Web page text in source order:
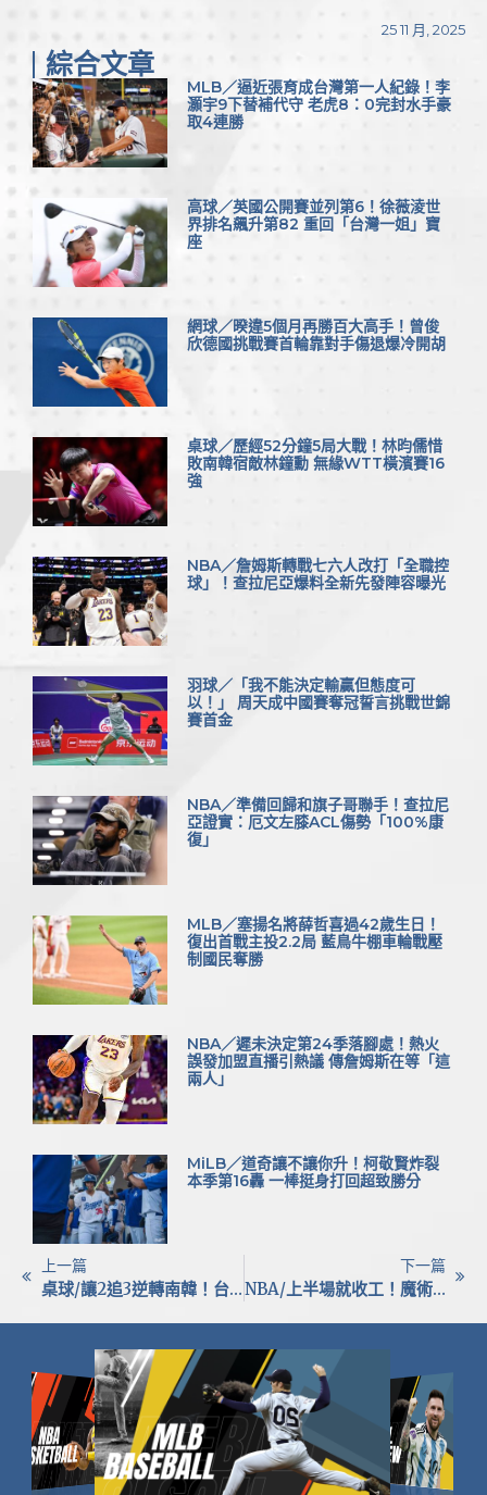
25 11 月, 2025
綜合文章
MLB／逼近張育成台灣第一人紀錄！李
灝宇9下替補代守 老虎8：0完封水手豪
取4連勝
高球／英國公開賽並列第6！徐薇淩世
界排名飆升第82 重回「台灣一姐」寶
座
網球／暌違5個月再勝百大高手！曾俊
欣德國挑戰賽首輪靠對手傷退爆冷開胡
桌球／歷經52分鐘5局大戰！林昀儒惜
敗南韓宿敵林鐘勳 無緣WTT橫濱賽16
強
NBA／詹姆斯轉戰七六人改打「全職控
球」！查拉尼亞爆料全新先發陣容曝光
羽球／「我不能決定輸贏但態度可
以！」 周天成中國賽奪冠誓言挑戰世錦
賽首金
NBA／準備回歸和旗子哥聯手！查拉尼
亞證實：厄文左膝ACL傷勢「100%康
復」
MLB／塞揚名將薛哲喜過42歲生日！
復出首戰主投2.2局 藍鳥牛棚車輪戰壓
制國民奪勝
NBA／遲未決定第24季落腳處！熱火
誤發加盟直播引熱議 傳詹姆斯在等「這
兩人」
MiLB／道奇讓不讓你升！柯敬賢炸裂
本季第16轟 一棒挺身打回超致勝分
上一篇
桌球/讓2追3逆轉南韓！台灣闖進U15男團決賽 將與義大利爭冠
下一篇
NBA/上半場就收工！魔術新星布拉克31分生涯夜狂勝七六人